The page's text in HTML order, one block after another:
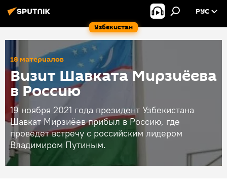
Узбекистан
РУС
18 материалов
Визит Шавката Мирзиёева
в Россию
19 ноября 2021 года президент Узбекистана
Шавкат Мирзиёев прибыл в Россию, где
проведет встречу с российским лидером
Владимиром Путиным.